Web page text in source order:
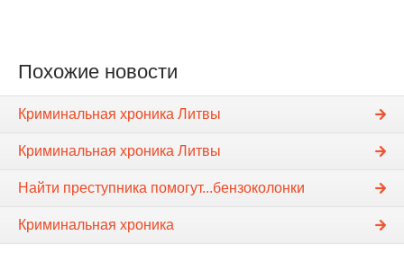
Похожие новости
Криминальная хроника Литвы
Криминальная хроника Литвы
Найти преступника помогут...бензоколонки
Криминальная хроника